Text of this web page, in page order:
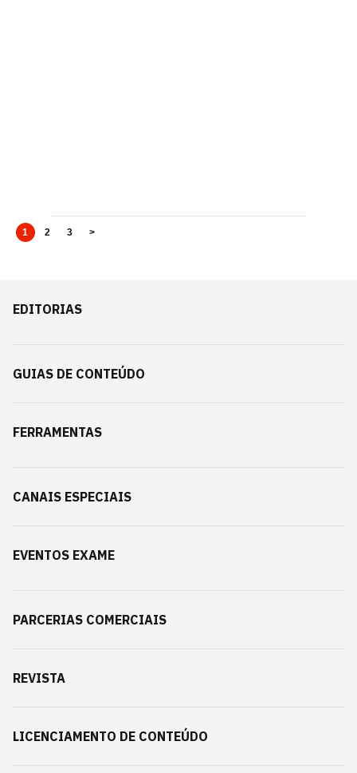
1 2 3 >
EDITORIAS
GUIAS DE CONTEÚDO
FERRAMENTAS
CANAIS ESPECIAIS
EVENTOS EXAME
PARCERIAS COMERCIAIS
REVISTA
LICENCIAMENTO DE CONTEÚDO